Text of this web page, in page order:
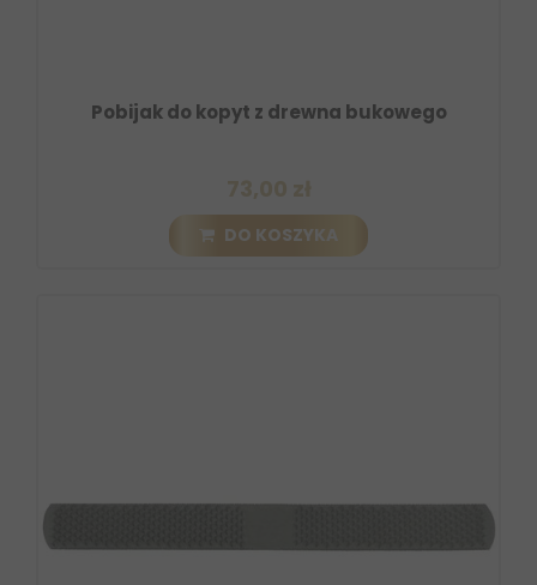
Pobijak do kopyt z drewna bukowego
DO KOSZYKA